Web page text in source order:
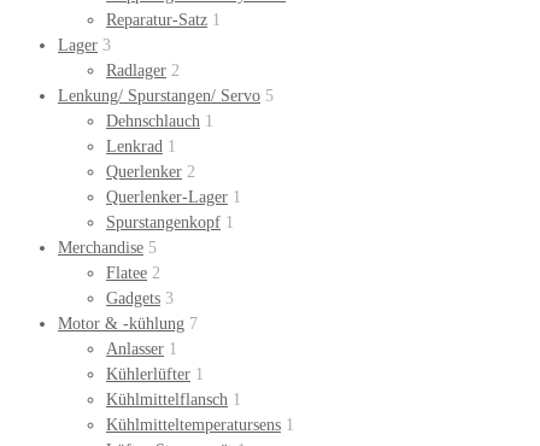
Reparatur-Satz 1
Lager 3
Radlager 2
Lenkung/ Spurstangen/ Servo 5
Dehnschlauch 1
Lenkrad 1
Querlenker 2
Querlenker-Lager 1
Spurstangenkopf 1
Merchandise 5
Flatee 2
Gadgets 3
Motor & -kühlung 7
Anlasser 1
Kühlerlüfter 1
Kühlmittelflansch 1
Kühlmitteltemperatursens 1